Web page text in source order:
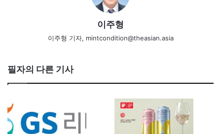
이주형
이주형 기자, mintcondition@theasian.asia
필자의 다른 기사